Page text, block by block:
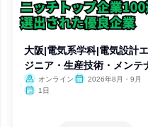
大阪|電気系学科|電気設計
ジニア・生産技術・メンテ
ス
オンライン
2026年8月・9月
1日